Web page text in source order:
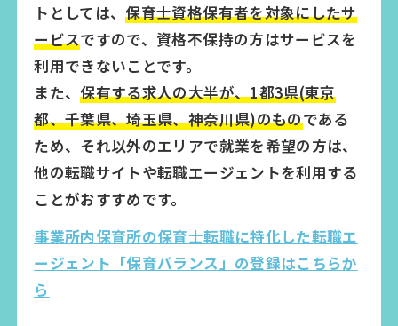
トとしては、保育士資格保有者を対象にしたサ
ービスですので、資格不保持の方はサービスを
利用できないことです。
また、保有する求人の大半が、1都3県(東京
都、千葉県、埼玉県、神奈川県)のものである
ため、それ以外のエリアで就業を希望の方は、
他の転職サイトや転職エージェントを利用する
ことがおすすめです。
事業所内保育所の保育士転職に特化した転職エ
ージェント「保育バランス」の登録はこちらか
ら